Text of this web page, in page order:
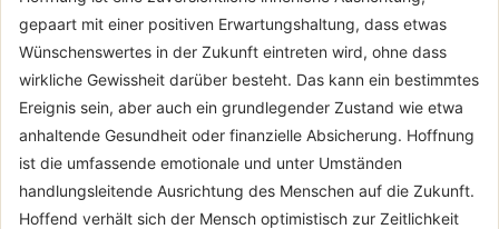
gepaart mit einer positiven Erwartungs­haltung, dass etwas
Wünschenswertes in der Zukunft eintreten wird, ohne dass
wirkliche Gewissheit darüber besteht. Das kann ein bestimmtes
Ereignis sein, aber auch ein grundlegender Zustand wie etwa
anhaltende Gesundheit oder finanzielle Absicherung. Hoffnung
ist die umfassende emotionale und unter Umständen
handlungsleitende Ausrichtung des Menschen auf die Zukunft.
Hoffend verhält sich der Mensch optimistisch zur Zeitlichkeit